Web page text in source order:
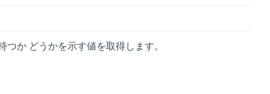
か どうかを示す値を取得します。